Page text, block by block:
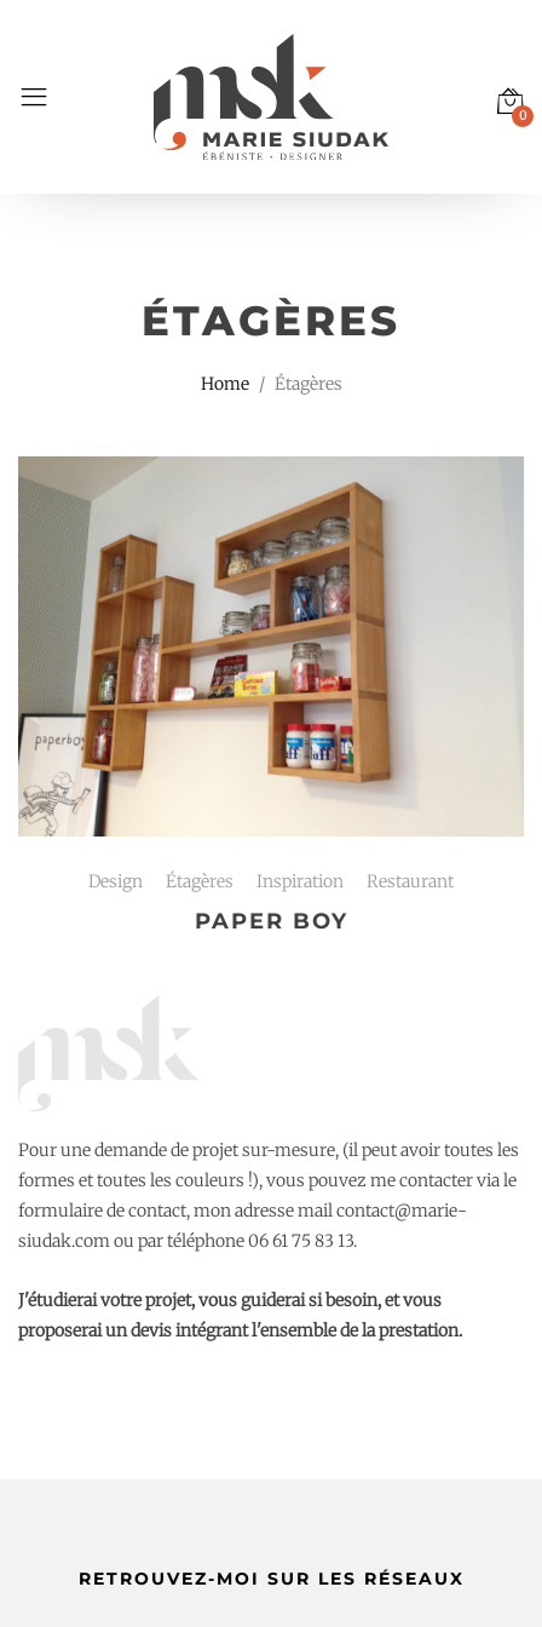
0
ÉTAGÈRES
Home Étagères
Design Étagères Inspiration Restaurant
PAPER BOY
Pour une demande de projet sur-mesure, (il peut avoir toutes les
formes et toutes les couleurs !), vous pouvez me contacter viale
formulaire de contact, mon adresse mail contact@marie-
siudak.com ou par téléphone 06 61 75 83 13.
J'étudierai votre projet, vous guiderai si besoin, et vous
proposerai un devis intégrant l'ensemble de la prestation.
RETROUVEZ-MOI SUR LES RÉSEAUX